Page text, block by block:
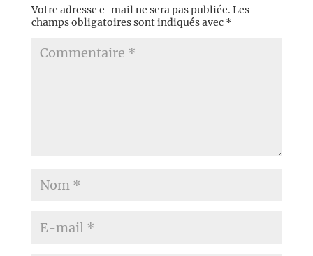
Votre adresse e-mail ne sera pas publiée. Les
champs obligatoires sont indiqués avec *